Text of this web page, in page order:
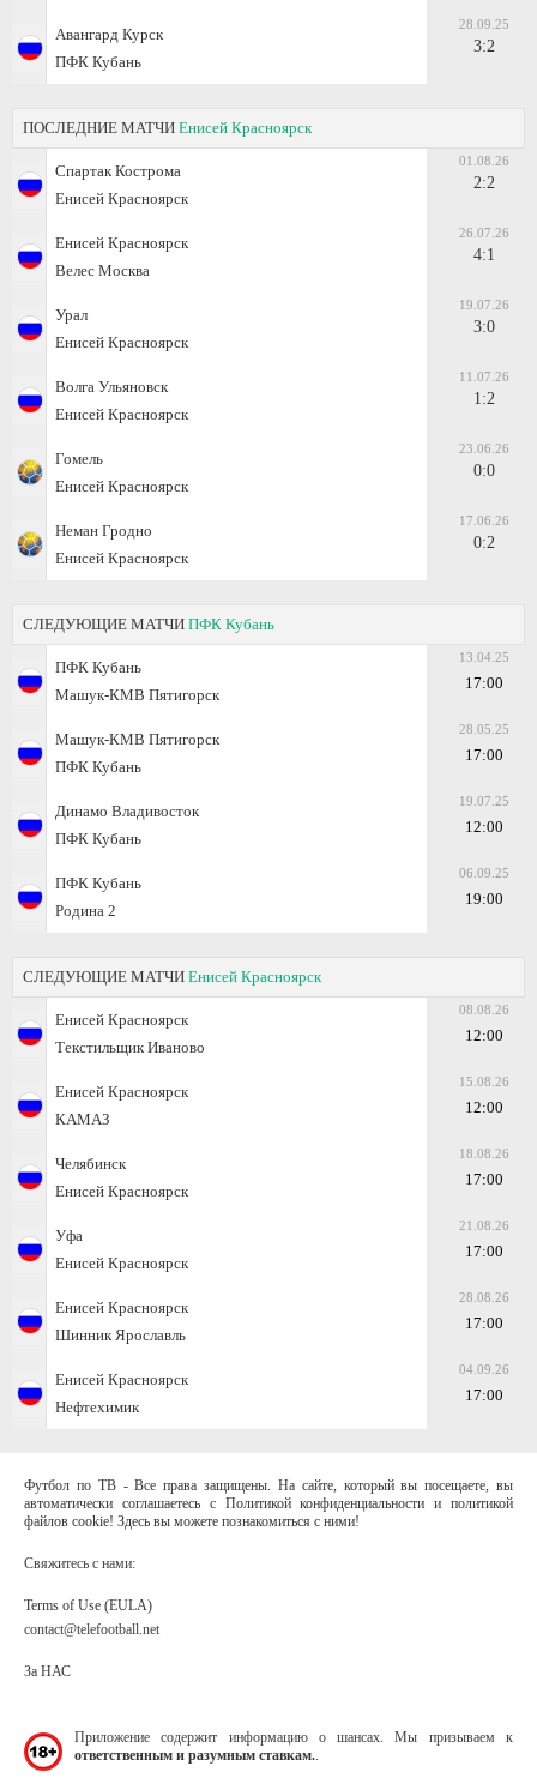
Авангард Курск
ПФК Кубань
28.09.25
3:2
ПОСЛЕДНИЕ МАТЧИ Енисей Красноярск
Спартак Кострома
Енисей Красноярск
01.08.26
2:2
Енисей Красноярск
Велес Москва
26.07.26
4:1
Урал
Енисей Красноярск
19.07.26
3:0
Волга Ульяновск
Енисей Красноярск
11.07.26
1:2
Гомель
Енисей Красноярск
23.06.26
0:0
Неман Гродно
Енисей Красноярск
17.06.26
0:2
СЛЕДУЮЩИЕ МАТЧИ ПФК Кубань
ПФК Кубань
Машук-КМВ Пятигорск
13.04.25
17:00
Машук-КМВ Пятигорск
ПФК Кубань
28.05.25
17:00
Динамо Владивосток
ПФК Кубань
19.07.25
12:00
ПФК Кубань
Родина 2
06.09.25
19:00
СЛЕДУЮЩИЕ МАТЧИ Енисей Красноярск
Енисей Красноярск
Текстильщик Иваново
08.08.26
12:00
Енисей Красноярск
КАМАЗ
15.08.26
12:00
Челябинск
Енисей Красноярск
18.08.26
17:00
Уфа
Енисей Красноярск
21.08.26
17:00
Енисей Красноярск
Шинник Ярославль
28.08.26
17:00
Енисей Красноярск
Нефтехимик
04.09.26
17:00
Футбол по ТВ - Все права защищены. На сайте, который вы посещаете, вы
автоматически соглашаетесь с Политикой конфиденциальности и политикой
файлов cookie! Здесь вы можете познакомиться с ними!
Свяжитесь с нами:
Terms of Use (EULA)
contact@telefootball.net
За НАС
Приложение содержит информацию о шансах. Мы призываем к
ответственным и разумным ставкам.